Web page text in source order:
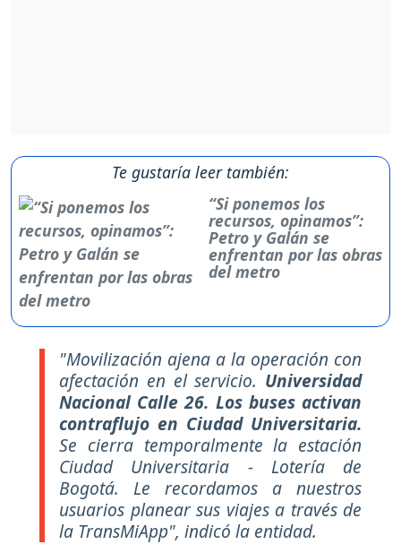
Te gustaría leer también:
“Si ponemos los
recursos, opinamos”:
Petro y Galán se
enfrentan por las obras
del metro
"Movilización ajena a la operación con
afectación en el servicio. Universidad
Nacional Calle 26. Los buses activan
contraflujo en Ciudad Universitaria.
Se cierra temporalmente la estación
Ciudad Universitaria - Lotería de
Bogotá. Le recordamos a nuestros
usuarios planear sus viajes a través de
la TransMiApp", indicó la entidad.